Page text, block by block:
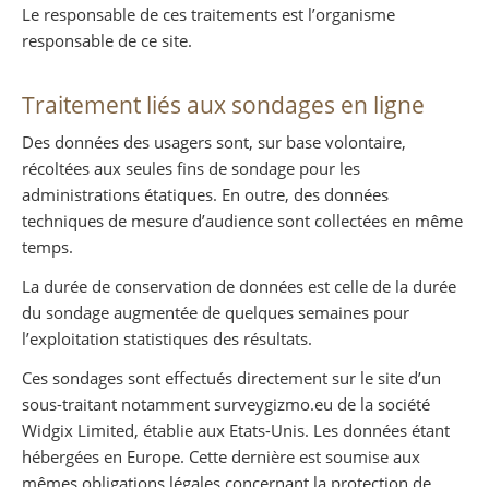
Le responsable de ces traitements est l’organisme
responsable de ce site.
Traitement liés aux sondages en ligne
Des données des usagers sont, sur base volontaire,
récoltées aux seules fins de sondage pour les
administrations étatiques. En outre, des données
techniques de mesure d’audience sont collectées en même
temps.
La durée de conservation de données est celle de la durée
du sondage augmentée de quelques semaines pour
l’exploitation statistiques des résultats.
Ces sondages sont effectués directement sur le site d’un
sous-traitant notamment surveygizmo.eu de la société
Widgix Limited, établie aux Etats-Unis. Les données étant
hébergées en Europe. Cette dernière est soumise aux